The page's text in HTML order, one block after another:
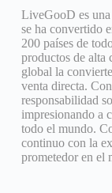
LiveGooD es una
se ha convertido
200 países de
productos de alta
global la
venta directa.
responsabilidad
impresionando a
todo el mundo.
continuo con la
prometedor en el